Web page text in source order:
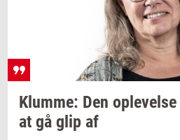
Klum­me: Den op­le­vel­se
at gå glip af